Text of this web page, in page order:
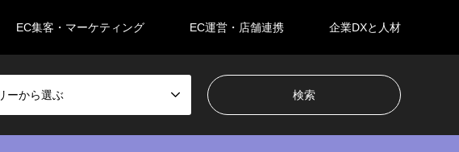
EC集客・マーケティング EC運営・店舗連携 企業DXと人材
ーから選ぶ